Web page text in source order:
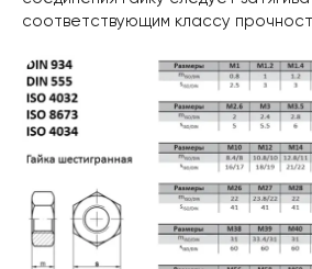
соответствующим классу